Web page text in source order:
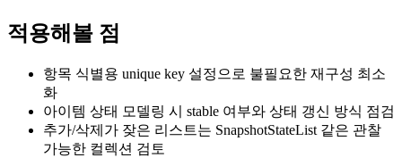
적용해볼 점
항목 식별용 unique key 설정으로 불필요한 재구성 최소
화
아이템 상태 모델링 시 stable 여부와 상태 갱신 방식 점검
추가/삭제가 잦은 리스트는 SnapshotStateList 같은 관찰
가능한 컬렉션 검토